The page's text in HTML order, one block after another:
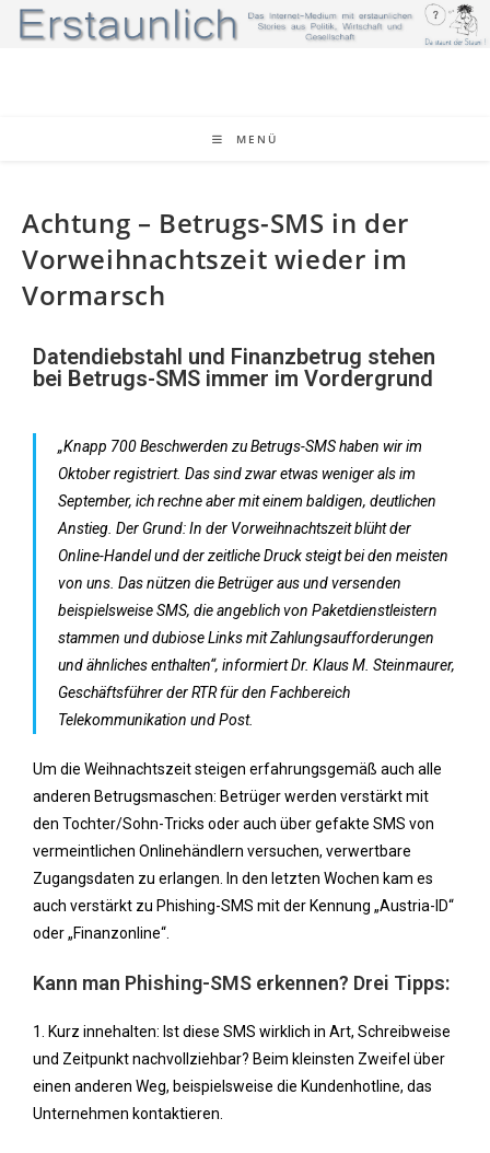
MENÜ
Achtung – Betrugs-SMS in der
Vorweihnachtszeit wieder im
Vormarsch
Datendiebstahl und Finanzbetrug stehen
bei Betrugs-SMS immer im Vordergrund
„Knapp 700 Beschwerden zu Betrugs-SMS haben wir im
Oktober registriert. Das sind zwar etwas weniger als im
September, ich rechne aber mit einem baldigen, deutlichen
Anstieg. Der Grund: In der Vorweihnachtszeit blüht der
Online-Handel und der zeitliche Druck steigt bei den meisten
von uns. Das nützen die Betrüger aus und versenden
beispielsweise SMS, die angeblich von Paketdienstleistern
stammen und dubiose Links mit Zahlungsaufforderungen
und ähnliches enthalten“, informiert Dr. Klaus M. Steinmaurer,
Geschäftsführer der RTR für den Fachbereich
Telekommunikation und Post.
Um die Weihnachtszeit steigen erfahrungsgemäß auch alle
anderen Betrugsmaschen: Betrüger werden verstärkt mit
den Tochter/Sohn-Tricks oder auch über gefakte SMS von
vermeintlichen Onlinehändlern versuchen, verwertbare
Zugangsdaten zu erlangen. In den letzten Wochen kam es
auch verstärkt zu Phishing-SMS mit der Kennung „Austria-ID“
oder „Finanzonline“.
Kann man Phishing-SMS erkennen? Drei Tipps:
1. Kurz innehalten: Ist diese SMS wirklich in Art, Schreibweise
und Zeitpunkt nachvollziehbar? Beim kleinsten Zweifel über
einen anderen Weg, beispielsweise die Kundenhotline, das
Unternehmen kontaktieren.